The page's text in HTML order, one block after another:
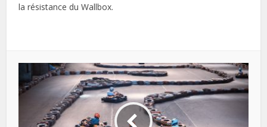
la résistance du Wallbox.